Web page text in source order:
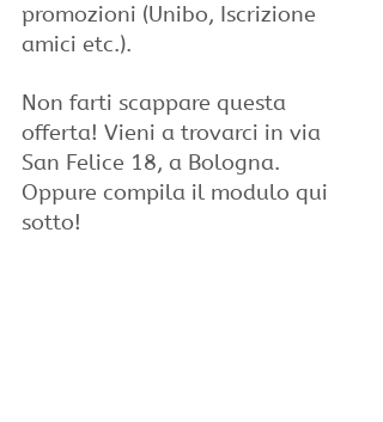
promozioni (Unibo, Iscrizione
amici etc.).
Non farti scappare questa
offerta! Vieni a trovarci in via
San Felice 18, a Bologna.
Oppure compila il modulo qui
sotto!